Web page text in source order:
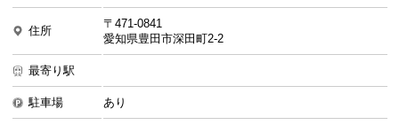
住所
〒471-0841
愛知県豊田市深田町2-2
最寄り駅
駐車場 あり